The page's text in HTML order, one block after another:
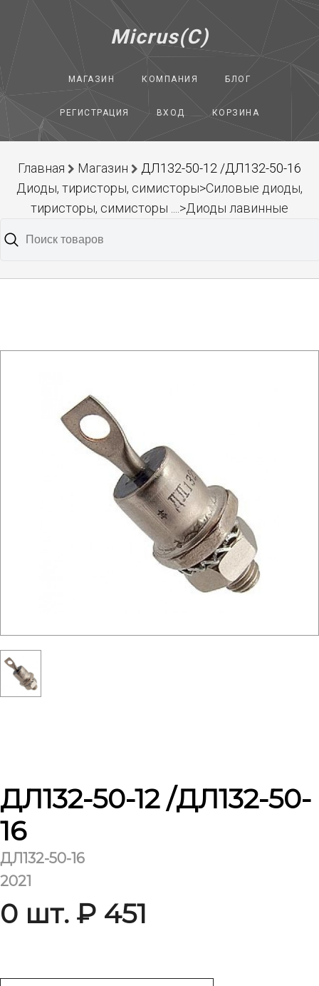
Micrus(C)
МАГАЗИН КОМПАНИЯ БЛОГ
РЕГИСТРАЦИЯ ВХОД КОРЗИНА
Главная Магазин
ДЛ132-50-12 /ДЛ132-50-16
Диоды, тиристоры, симисторы>Силовые диоды,
тиристоры, симисторы ....>Диоды лавинные
ДЛ132-50-12 /ДЛ132-50-
16
ДЛ132-50-16
2021
0 шт. ₽ 451